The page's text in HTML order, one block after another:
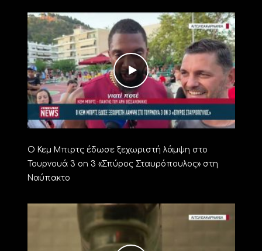
Ο Κεμ Μπιρτς έδωσε ξεχωριστή λάμψη στο
Τουρνουά 3 on 3 «Σπύρος Σταυρόπουλος» στη
Ναύπακτο